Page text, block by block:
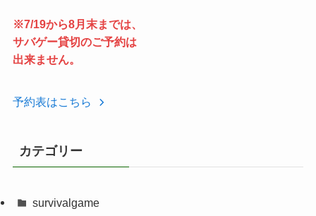
※7/19から8月末までは、
サバゲー貸切のご予約は
出来ません。
予約表はこちら
カテゴリー
survivalgame